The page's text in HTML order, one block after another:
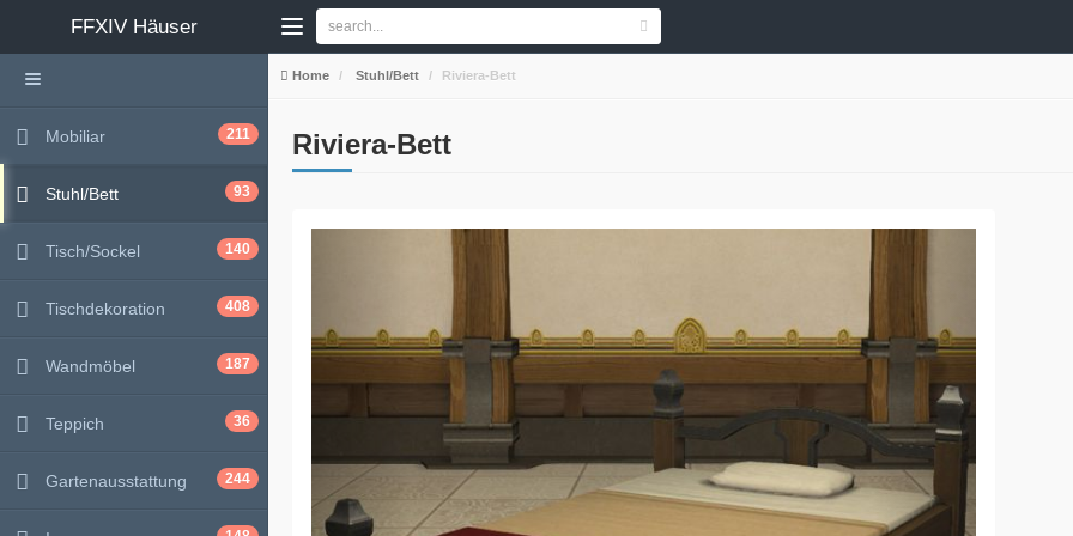
FFXIV Häuser
Home Stuhl/Bett Riviera-Bett
Riviera-Bett
Mobiliar 211
Stuhl/Bett 93
Tisch/Sockel 140
Tischdekoration 408
Wandmöbel 187
Teppich 36
Gartenausstattung 244